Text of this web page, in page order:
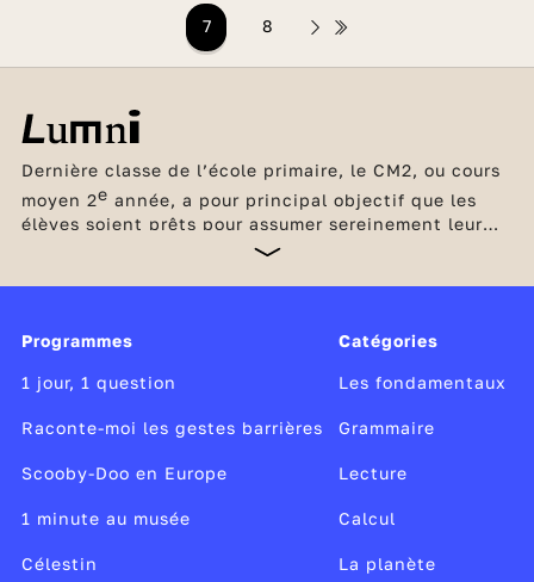
7 8
Dernière classe de l’école primaire, le CM2, ou cours
moyen 2e année, a pour principal objectif que les
élèves soient prêts pour assumer sereinement leur
future entrée au collège. Les bases en français et en
de calcul et de résolution de problèmes. Des
enseignements obligatoires à l'école élémentaire.
Programmes
1 jour, 1 question
Raconte-moi les gestes barrières
Scooby-Doo en Europe
1 minute au musée
Célestin
Catégories
Les fondamentaux
Grammaire
Lecture
Calcul
La planète